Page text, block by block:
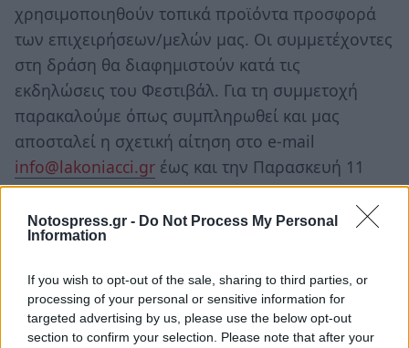
Notospress.gr - Do Not Process My Personal
Information
If you wish to opt-out of the sale, sharing to third parties, or
processing of your personal or sensitive information for
targeted advertising by us, please use the below opt-out
section to confirm your selection. Please note that after your
χρησιμοποιηθούν τοπικά προϊόντα προσφορά
των επιχειρήσεων/μελών μας. Οι συμμετέχοντες
στη δράση θα διαφημιστούν κατά τις
εκδηλώσεις του Φεστιβάλ. Για τη συμμετοχή
παρακαλούμε όπως συμπληρωθεί και μας
αποσταλεί η σχετική αίτηση στο e-mail
info@lakoniacci.gr έως και την Παρασκευή 11
Ιουλίου 2025.
Πληροφορίες: τηλ. 2733022279 εσωτ. 6 κα
Ακολουθήστε τοnotospress.grστο Google News και
μάθετε πρώτοιόλες τις ειδήσεις